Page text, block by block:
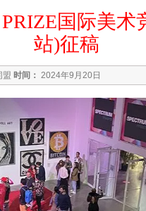
国际美
站)征稿
盟 时间： 2024年9月20日